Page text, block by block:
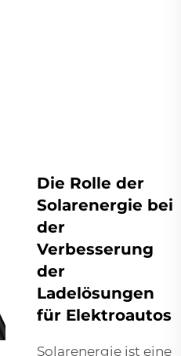
Die Rolle der
Solarenergie bei
der
Verbesserung
der
Ladelösungen
für Elektroautos
Solarenergie ist eine